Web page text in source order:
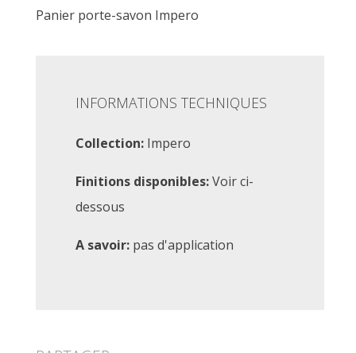
Panier porte-savon Impero
INFORMATIONS TECHNIQUES
Collection: Impero
Finitions disponibles:Voir ci-
dessous
A savoir: pas d'application